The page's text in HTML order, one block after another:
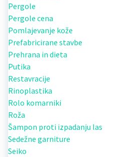
Pergole
Pergole cena
Pomlajevanje kože
Prefabricirane stavbe
Prehrana in dieta
Putika
Restavracije
Rinoplastika
Rolo komarniki
Roža
Šampon proti izpadanju las
Sedežne garniture
Seiko